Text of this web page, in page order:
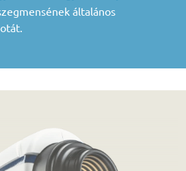
általános